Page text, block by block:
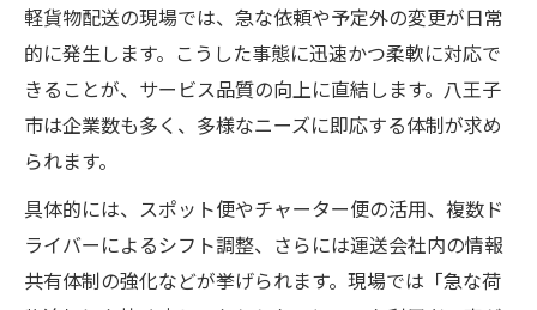
軽貨物配送の現場では、急な依頼や予定外の変更が日常
的に発生します。こうした事態に迅速かつ柔軟に対応で
きることが、サービス品質の向上に直結します。八王子
市は企業数も多く、多様なニーズに即応する体制が求め
られます。
具体的には、スポット便やチャーター便の活用、複数ド
ライバーによるシフト調整、さらには運送会社内の情報
共有体制の強化などが挙げられます。現場では「急な荷